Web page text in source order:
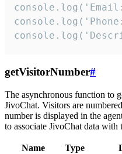
getVisitorNumber#
The asynchronous function to
JivoChat. Visitors are
number is displayed in the
to associate JivoChat data with
Name Type